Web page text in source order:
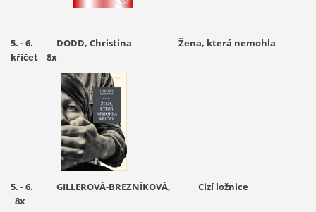
5. - 6. DODD, Christina Žena, která nemohla
křičet 8x
5. - 6. GILLEROVÁ-BREZNÍKOVÁ, Cizí ložnice
8x